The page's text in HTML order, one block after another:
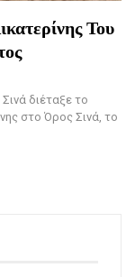
Του
διέταξε το
στο Όρος Σινά, το